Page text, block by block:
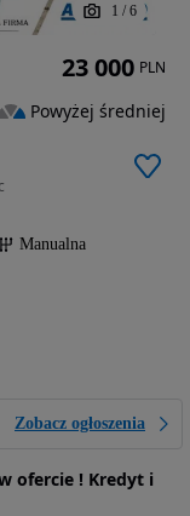
1 / 6
Manualna
Zobacz ogłoszenia
ofercie ! Kredyt i
23 000 PLN
Powyżej średniej